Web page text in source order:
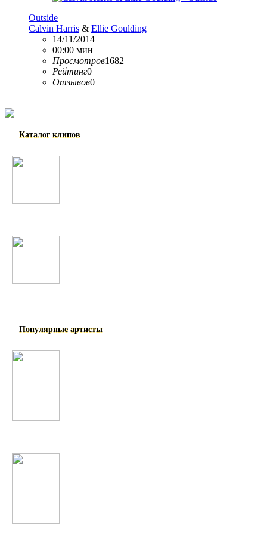
Outside
Calvin Harris & Ellie Goulding
14/11/2014
00:00 мин
Просмотров1682
Рейтинг0
Отзывов0
Каталог клипов
Популярные артисты